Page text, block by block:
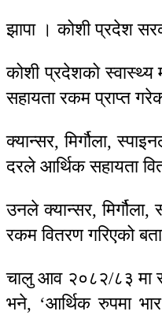
झापा । कोशी प्रदेश
कोशी प्रदेशको स्वास्थ्य
सहायता रकम प्राप्त
क्यान्सर, मिर्गौला,
दरले आर्थिक सहायता
उनले क्यान्सर,
रकम वितरण गरिएको
चालु आव २०८२/८३ मा
भने, ‘आर्थिक रुपमा